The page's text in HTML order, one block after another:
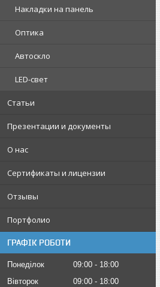
Накладки на панель
Оптика
Автоскло
LED-свет
Статьи
Презентации и документы
О нас
Сертификаты и лицензии
Отзывы
Портфолио
ГРАФІК РОБОТИ
Понеділок 09:00
18:00
Вівторок
09:00
18:00